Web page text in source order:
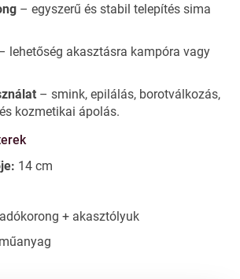
– egyszerű és stabil telepítés sima
lehetőség akasztásra kampóra vagy
– smink, epilálás, borotválkozás,
kozmetikai ápolás.
14 cm
+ akasztólyuk